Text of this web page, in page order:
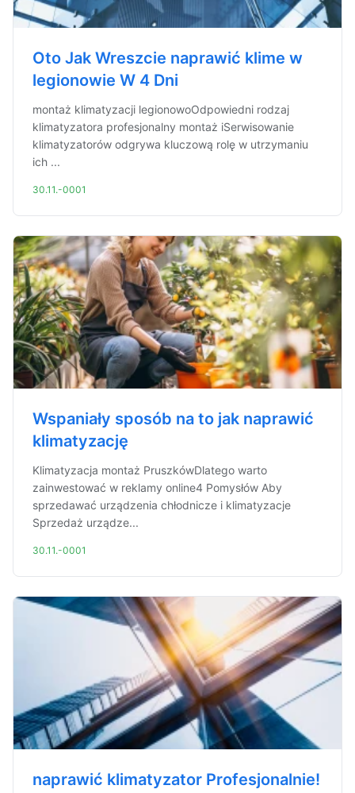
Oto Jak Wreszcie naprawić klime w
legionowie W 4 Dni
montaż klimatyzacji legionowoOdpowiedni rodzaj
klimatyzatora profesjonalny montaż iSerwisowanie
klimatyzatorów odgrywa kluczową rolę w utrzymaniu
ich ...
30.11.-0001
Wspaniały sposób na to jak naprawić
klimatyzację
Klimatyzacja montaż PruszkówDlatego warto
zainwestować w reklamy online4 Pomysłów Aby
sprzedawać urządzenia chłodnicze i klimatyzacje
Sprzedaż urządze...
30.11.-0001
naprawić klimatyzator Profesjonalnie!